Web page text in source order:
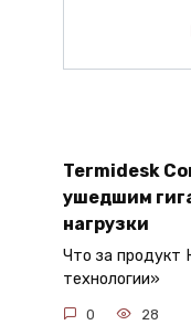
Termidesk
ушедшим
нагрузки
Что за продукт
технологии»
0 28